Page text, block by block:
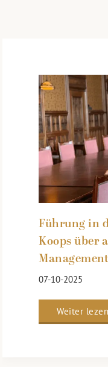
Führung in
Koops über
Management
07-10-2025
Weiter lezen